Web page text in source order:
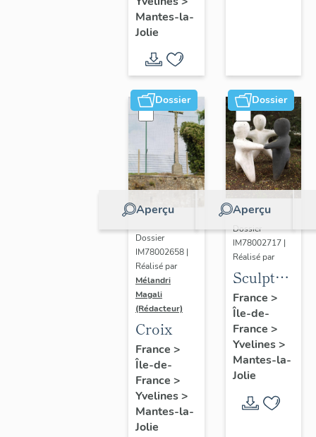
Mantes-la-
Jolie
Dossier
Aperçu
Dossier
IM78002658 |
Réalisé par
Mélandri
Magali
(Rédacteur)
Croix
France >
Île-de-
France >
Yvelines>
Mantes-la-
Jolie
Dossier
Aperçu
Dossier
IM78002717 |
Réalisé par
Sculpture
: la
Ronde
France >
Île-de-
France >
Yvelines>
Mantes-la-
Jolie